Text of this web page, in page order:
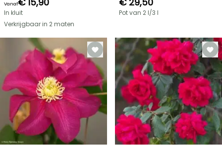
Vanaf
In kluit
Verkrijgbaar in 2 maten
Pot van 2 l/3 l